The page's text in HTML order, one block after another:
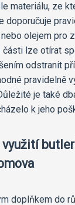
materiálu, ze
doporučuje
olejem pro
části lze otírat
odstranit
pravidelně
je také
k jeho
doplňkem do